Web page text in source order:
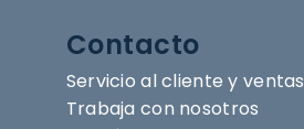
Contacto
Servicio al cliente y ventas
Trabaja con nosotros